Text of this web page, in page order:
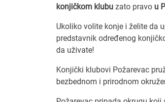
konjičkom klubu zato pravo u
Ukoliko volite konje i želite da
predstavnik određenog
da uživate!
Konjički klubovi Požarevac
bezbednom i prirodnom